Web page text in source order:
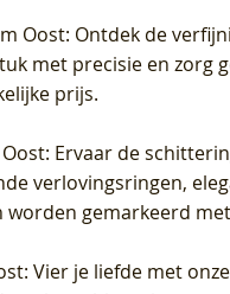
Oost: Ontdek de
met precisie en zorg
prijs.
: Ervaar de
verlovingsringen,
gemarkeerd
: Vier je liefde met